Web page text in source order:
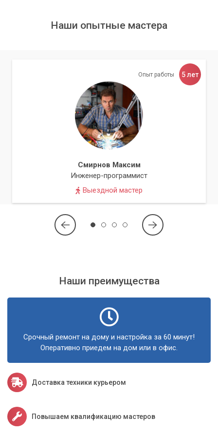
Код критической ошибки
Посмотреть расшифровку кода ошибки, её название и
предположительные действия по устранению можно на
специальном сайте. Если операционная система работает
стабильно на протяжении достаточного времени (или есть
доступ к другому компьютеру), то можно скачать
специальную утилиту для чтения системных логов ошибок
Логи системных ошибок
Самостоятельные действия
Для возвращения стабильной работы системы
обновить/откатить драйвера для устройств (особенно
Наши опытные мастера
Опыт работы 5 лет
Смирнов Максим
Инженер-программист
Выездной мастер
Наши преимущества
Срочный ремонт на дому и настройка за 60 минут!
Оперативно приедем на дом или в офис.
Доставка техники курьером
Повышаем квалификацию мастеров